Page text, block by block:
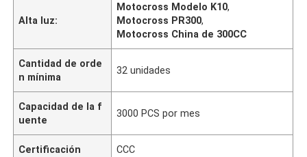
Alta luz:
Motocross Modelo K10,
Motocross PR300,
Motocross China de 300CC
Cantidad de orde
n mínima
32 unidades
Capacidad de la f
uente
3000 PCS por mes
Certificación CCC